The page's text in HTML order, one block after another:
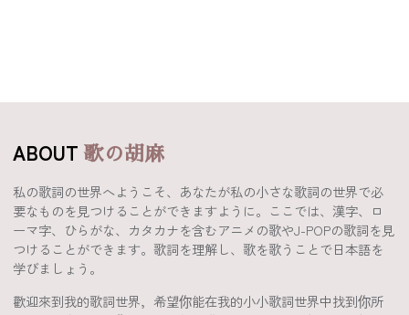
ABOUT歌の胡麻
私の歌詞の世界へようこそ、あなたが私の小さな歌詞の世界で必
要なものを見つけることができますように。ここでは、漢字、ロ
ーマ字、ひらがな、カタカナを含むアニメの歌やJ-POPの歌詞を見
つけることができます。歌詞を理解し、歌を歌うことで日本語を
学びましょう。
歡迎來到我的歌詞世界，希望你能在我的小小歌詞世界中找到你所